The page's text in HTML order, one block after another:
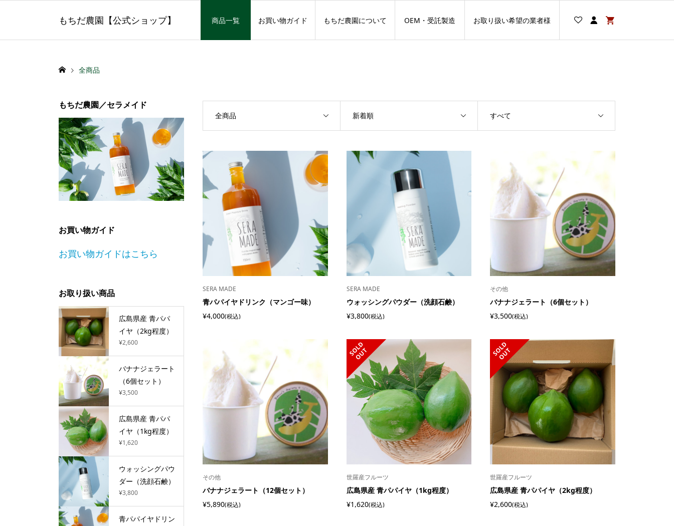
もちだ農園【公式ショップ】 商品一覧 お買い物ガイド もちだ農園について OEM・受託製造 お取り扱い希望の業者様
全商品
全商品 新着順 すべて
SERA MADE
青パパイヤドリンク（マンゴー味）
¥4,000(税込)
SERA MADE
ウォッシングパウダー（洗顔石鹸）
¥3,800(税込)
その他
バナナジェラート（6個セット）
¥3,500(税込)
その他
バナナジェラート（12個セット）
¥5,890(税込)
S
O
L
D
O
U
T
世羅産フルーツ
広島県産 青パパイヤ（1kg程度）
¥1,620(税込)
S
O
L
D
O
U
T
世羅産フルーツ
広島県産 青パパイヤ（2kg程度）
¥2,600(税込)
もちだ農園／セラメイド
お買い物ガイド
お買い物ガイドはこちら
お取り扱い商品
広島県産 青パパ
イヤ（2kg程度）
¥2,600
バナナジェラート
（6個セット）
¥3,500
広島県産 青パパ
イヤ（1kg程度）
¥1,620
ウォッシングパウ
ダー（洗顔石鹸）
¥3,800
青パパイヤドリン